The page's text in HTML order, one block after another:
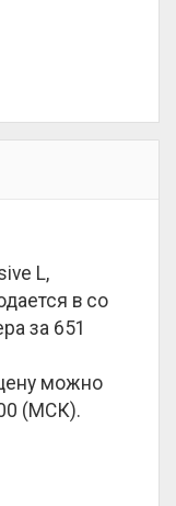
L,
в со
за 651
можно
(МСК).